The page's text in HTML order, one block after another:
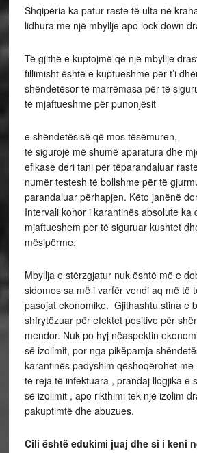
Shqipëria ka patur raste të ulta në
lidhura me një mbyllje apo lock down
Të gjithë e kuptojmë që një mbyllje
fillimisht është e kuptueshme për t’i
shëndetësor të marrëmasa për të
të mjaftueshme për punonjësit
e shëndetësisë që mos tësëmuren,
të sigurojë më shumë aparatura dhe
efikase deri tani për tëparandaluar
numër testesh të bollshme për të
parandaluar përhapjen. Këto janënë
Intervali kohor i karantinës absolute ka
mjaftueshem per të siguruar kushtet
mësipërme.
Mbyllja e stërzgjatur nuk është më e
sidomos sa më i varfër vendi aq më të
pasojat ekonomike. Gjithashtu stina e
shfrytëzuar për efektet positive për
mendor. Nuk po hyj nëaspektin
së izolimit, por nga pikëpamja
karantinës padyshim qëshoqërohet me
të reja të infektuara , prandaj llogjika e
së izolimit , apo rikthimi tek një izolim
pakuptimtë dhe abuzues.
Cili është edukimi juaj dhe si i keni